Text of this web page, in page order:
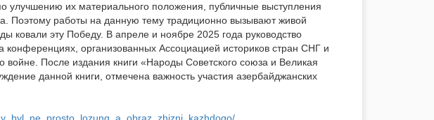
улучшению их материального положения, публичные выступления
Поэтому работы на данную тему традиционно вызывают живой
ковали эту Победу. В апреле и ноябре 2025 года руководство
организованных Ассоциацией историков стран СНГ и
После издания книги «Народы Советского союза и Великая
данной книги, отмечена важность участия азербайджанских